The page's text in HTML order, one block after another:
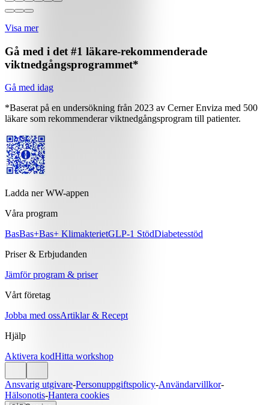
Visa mer
Gå med i det #1 läkare-rekommenderade
viktnedgångsprogrammet*
Gå med idag
*Baserat på en undersökning från 2023 av Cerner Enviza med 500
läkare som rekommenderar viktnedgångsprogram till patienter.
Ladda ner WW-appen
Våra program
BasBas+Bas+ KlimakterietGLP-1 StödDiabetesstöd
Priser & Erbjudanden
Jämför program & priser
Vårt företag
Jobba med ossArtiklar & Recept
Hjälp
Aktivera kodHitta workshop
Ansvarig utgivare-Personuppgiftspolicy-Användarvillkor-
Hälsonotis-Hantera cookies